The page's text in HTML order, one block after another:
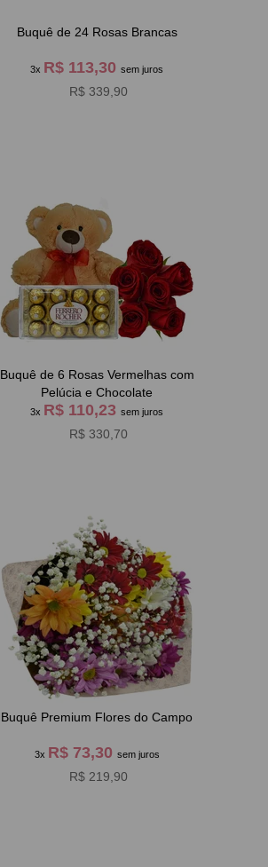
Buquê de 24 Rosas Brancas
3x R$ 113,30sem juros
R$ 339,90
Buquê de 6 Rosas Vermelhas com
Pelúcia e Chocolate
3x R$ 110,23sem juros
R$ 330,70
Buquê Premium Flores do Campo
3x R$ 73,30 sem juros
R$ 219,90